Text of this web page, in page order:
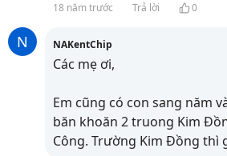
18 năm trước Trả lời 0
N NAKentChip
Các mẹ ơi,
Em cũng có con sang năm
băn khoăn 2 truong Kim
Công. Trường Kim Đồng thì